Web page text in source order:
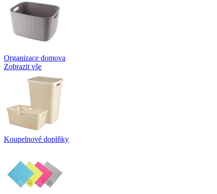
Organizace domova
Zobrazit vše
Koupelnové doplňky